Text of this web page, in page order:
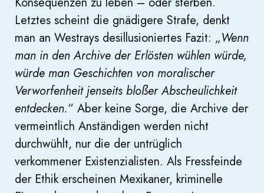
Letztes scheint die gnädigere Strafe, denkt
man an Westrays desillusioniertes Fazit: „Wenn
man in den Archive der Erlösten wühlen würde,
würde man Geschichten von moralischer
Verworfenheit jenseits bloßer Abscheulichkeit
entdecken.“ Aber keine Sorge, die Archive der
vermeintlich Anständigen werden nicht
durchwühlt, nur die der untrüglich
verkommener Existenzialisten. Als Fressfeinde
der Ethik erscheinen Mexikaner, kriminelle